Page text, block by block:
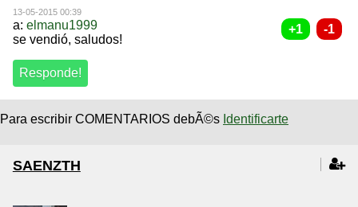
13-05-2015 00:39
a: elmanu1999
se vendió, saludos!
Para escribir COMENTARIOS debÃ©s Identificarte
SAENZTH